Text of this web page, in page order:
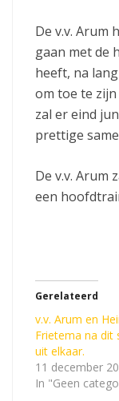
De v.v. Arum
gaan met de
heeft, na
om toe te
zal er eind
prettige
De v.v. Arum
een
Gerelateerd
v.v. Arum en
Frietema na dit
uit elkaar.
11 december
In "Geen